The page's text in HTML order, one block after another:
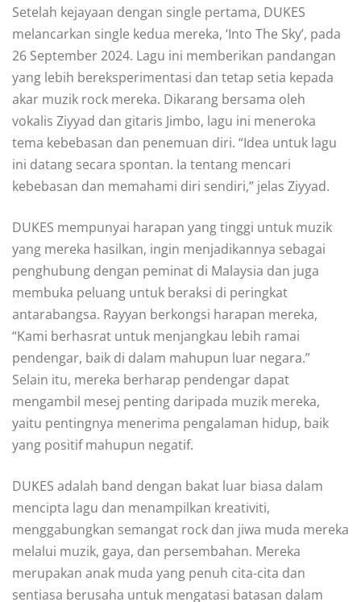
Setelah kejayaan dengan single pertama, DUKES
melancarkan single kedua mereka, ‘Into The Sky’, pada
26 September 2024. Lagu ini memberikan pandangan
yang lebih bereksperimentasi dan tetap setia kepada
akar muzik rock mereka. Dikarang bersama oleh
vokalis Ziyyad dan gitaris Jimbo, lagu ini meneroka
tema kebebasan dan penemuan diri. “Idea untuk lagu
ini datang secara spontan. Ia tentang mencari
kebebasan dan memahami diri sendiri,” jelas Ziyyad.
DUKES mempunyai harapan yang tinggi untuk muzik
yang mereka hasilkan, ingin menjadikannya sebagai
penghubung dengan peminat di Malaysia dan juga
membuka peluang untuk beraksi di peringkat
antarabangsa. Rayyan berkongsi harapan mereka,
“Kami berhasrat untuk menjangkau lebih ramai
pendengar, baik di dalam mahupun luar negara.”
Selain itu, mereka berharap pendengar dapat
mengambil mesej penting daripada muzik mereka,
yaitu pentingnya menerima pengalaman hidup, baik
yang positif mahupun negatif.
DUKES adalah band dengan bakat luar biasa dalam
mencipta lagu dan menampilkan kreativiti,
menggabungkan semangat rock dan jiwa muda mereka
melalui muzik, gaya, dan persembahan. Mereka
merupakan anak muda yang penuh cita-cita dan
sentiasa berusaha untuk mengatasi batasan dalam